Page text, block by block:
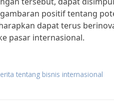
positif tentang
dapat terus
pasar internasional.
tentang bisnis internasional